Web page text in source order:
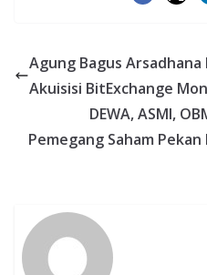
Agung Bagus Arsadhana
Akuisisi BitExchange
DEWA, ASMI,
Pemegang Saham